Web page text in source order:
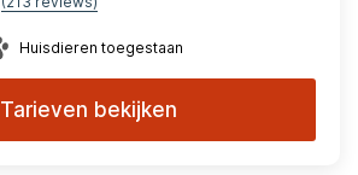
Huisdieren toegestaan
Tarieven bekijken